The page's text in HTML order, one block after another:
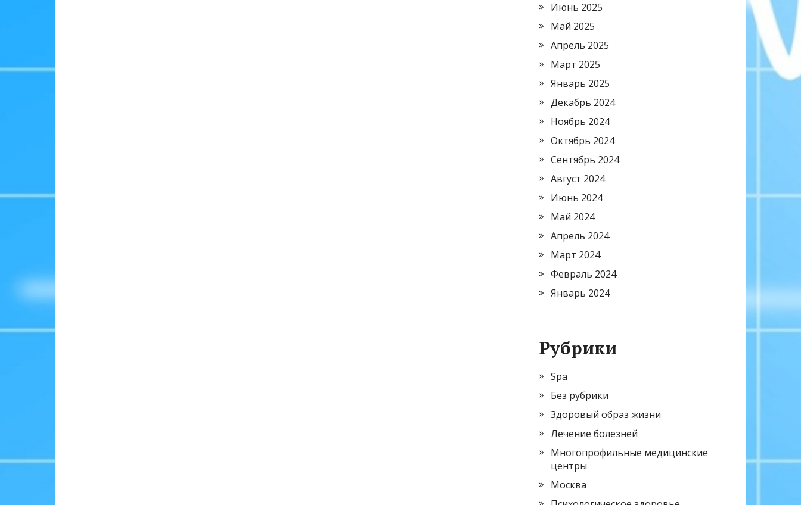
Июнь 2025
Май 2025
Апрель 2025
Март 2025
Январь 2025
Декабрь 2024
Ноябрь 2024
Октябрь 2024
Сентябрь 2024
Август 2024
Июнь 2024
Май 2024
Апрель 2024
Март 2024
Февраль 2024
Январь 2024
Рубрики
Spa
Без рубрики
Здоровый образ жизни
Лечение болезней
Многопрофильные медицинские
центры
Москва